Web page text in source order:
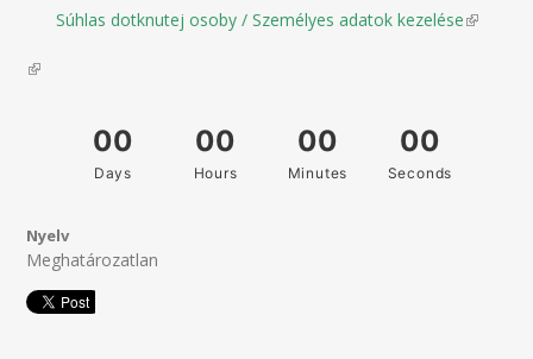
Súhlas dotknutej osoby / Személyes adatok kezelése (link is
(link is external)
Nyelv
Meghatározatlan